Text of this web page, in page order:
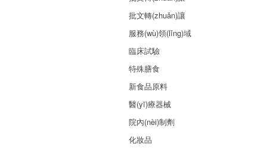
批文轉(zhuǎn)讓
服務(wù)領(lǐng)域
臨床試驗
特殊膳食
新食品原料
醫(yī)療器械
院內(nèi)制劑
化妝品